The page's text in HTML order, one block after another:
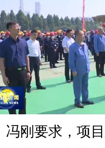
要求，项目